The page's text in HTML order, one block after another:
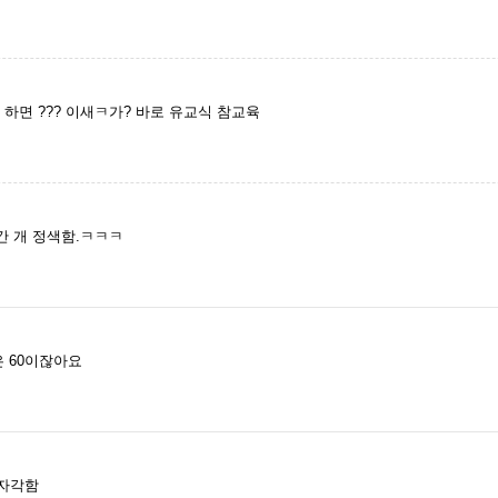
면 ??? 이새ㅋ가? 바로 유교식 참교육
개 정색함.ㅋㅋㅋ
60이잖아요
각함